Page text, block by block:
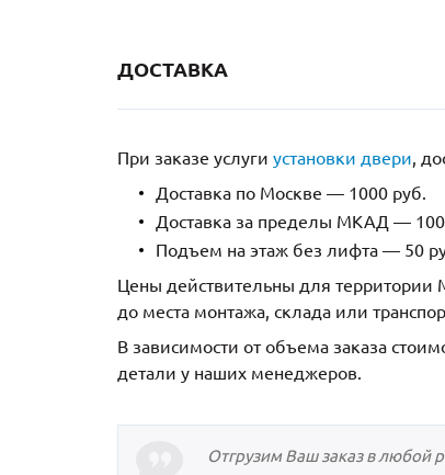
ДОСТАВКА
При заказе услуги установки двери,
Доставка по Москве — 1000 руб.
Доставка за пределы МКАД —
Подъем на этаж без лифта — 50
Цены действительны для территории
до места монтажа, склада или
В зависимости от объема заказа
детали у наших менеджеров.
Отгрузим Ваш заказ в любой